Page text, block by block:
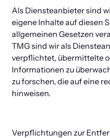
Als Diensteanbieter sind
eigene Inhalte auf diesen
allgemeinen Gesetzen
TMG sind wir als
verpflichtet, übermittelte
Informationen zu
zu forschen, die auf eine
hinweisen.
Verpflichtungen zur